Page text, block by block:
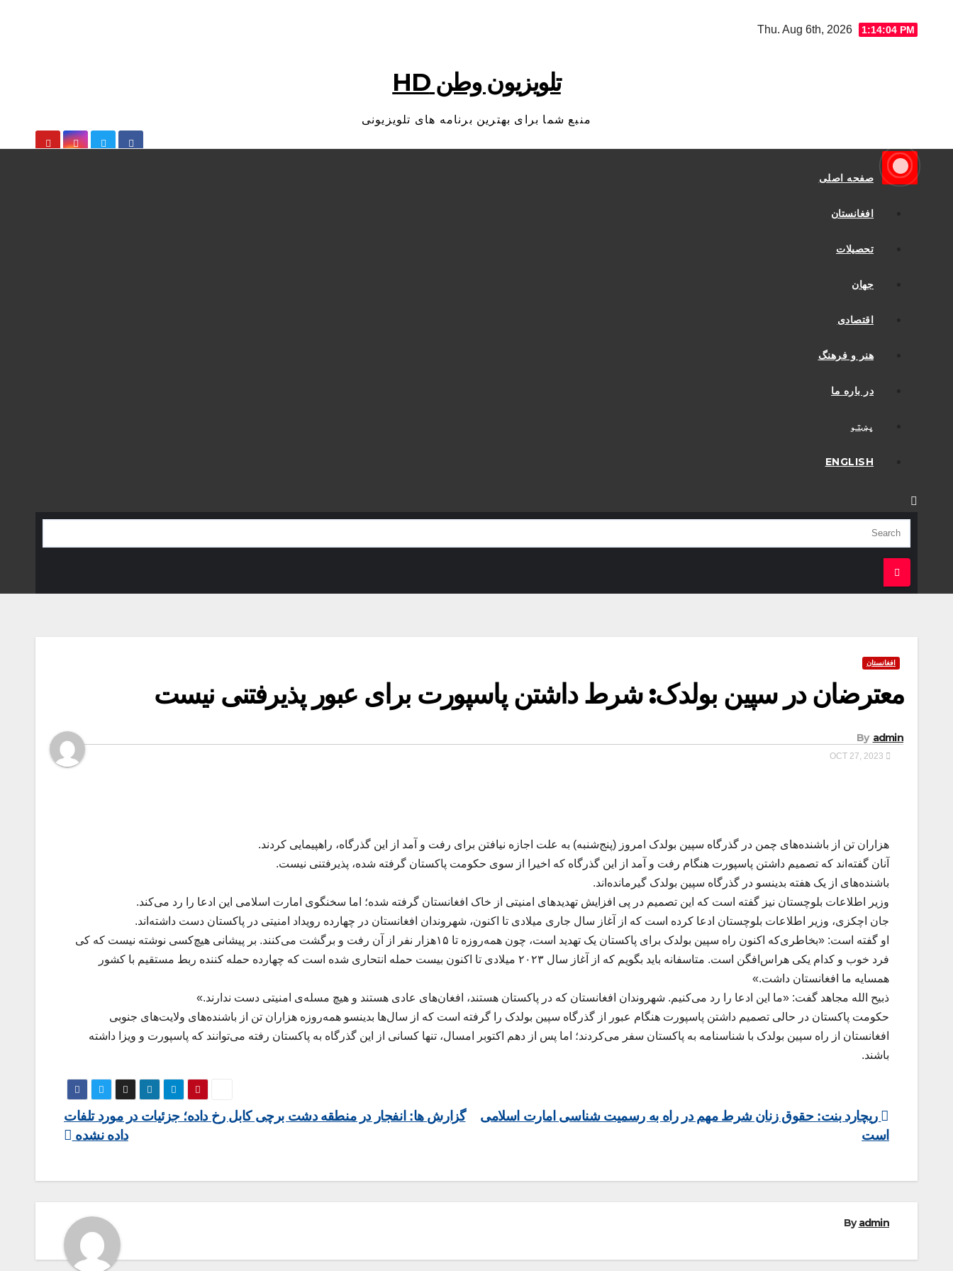
Thu. Aug 6th, 2026 1:14:04 PM
تلویزیون وطن HD
منبع شما برای بهترین برنامه های تلویزیونی
صفحه اصلی
افغانستان
تحصیلات
جهان
اقتصادی
هنر و فرهنگ
در باره ما
پښتو
ENGLISH
افغانستان
معترضان در سپین بولدک: شرط داشتن پاسپورت برای عبور پذیرفتنی نیست
By admin
هزاران تن از باشنده‌های چمن در گذرگاه سپین بولدک امروز (پنج‌شنبه) به علت اجازه نیافتن برای رفت و آمد از این گذرگاه، راهپیمایی کردند.
آنان گفته‌اند که تصمیم داشتن پاسپورت هنگام رفت و آمد از این گذرگاه که اخیرا از سوی حکومت پاکستان گرفته شده، پذیرفتنی نیست.
باشنده‌های از یک هفته بدینسو در گذرگاه سپین بولدک گیرمانده‌اند.
وزیر اطلاعات بلوچستان نیز گفته است که این تصمیم در پی افزایش تهدیدهای امنیتی از خاک افغانستان گرفته شده؛ اما سخنگوی امارت اسلامی این ادعا را رد می‌کند.
جان اچکزی، وزیر اطلاعات بلوچستان ادعا کرده است که از آغاز سال جاری میلادی تا اکنون، شهروندان افغانستان در چهارده رویداد امنیتی در پاکستان دست داشته‌اند.
او گفته است: «بخاطری‌که اکنون راه سپین بولدک برای پاکستان یک تهدید است، چون همه‌روزه تا ۱۵هزار نفر از آن رفت و برگشت می‌کنند. بر پیشانی هیچ‌کسی نوشته نیست که کی
فرد خوب و کدام یکی هراس‌افگن است. متاسفانه باید بگویم که از آغاز سال ۲۰۲۳ میلادی تا اکنون بیست حمله انتحاری شده است که چهارده حمله کننده ربط مستقیم با کشور
همسایه ما افغانستان داشت.»
ذبیح الله مجاهد گفت: «ما این ادعا را رد می‌کنیم. شهروندان افغانستان که در پاکستان هستند، افغان‌های عادی هستند و هیچ مسله‌ی امنیتی دست ندارند.»
حکومت پاکستان در حالی تصمیم داشتن پاسپورت هنگام عبور از گذرگاه سپین بولدک را گرفته است که از سال‌ها بدینسو همه‌روزه هزاران تن از باشنده‌های ولایت‌های جنوبی
افغانستان از راه سپین بولدک با شناسنامه‌ به پاکستان سفر می‌کردند؛ اما پس از دهم اکتوبر امسال، تنها کسانی از این گذرگاه به پاکستان رفته می‌توانند که پاسپورت و ویزا داشته
باشند.
Post
navigation
گزارش ها: انفجار در منطقه دشت برچی کابل رخ داده؛ جزئیات در مورد تلفات
داده نشده
ریچارد بنت: حقوق زنان شرط مهم در راه به رسمیت شناسی امارت اسلامی
است
Byadmin